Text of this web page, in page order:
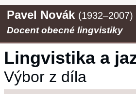
Pavel Novák (1932–2007)
Docent obecné lingvistiky
Lingvistika a
Výbor z díla